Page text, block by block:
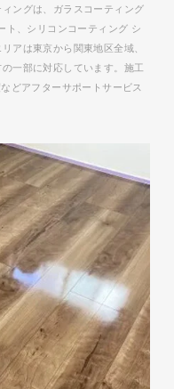
ングは、ガラスコーティング
ト、シリコンコーティング シ
アは東京から関東地区全域、
一部に対応しています。施工
どアフターサポートサービス